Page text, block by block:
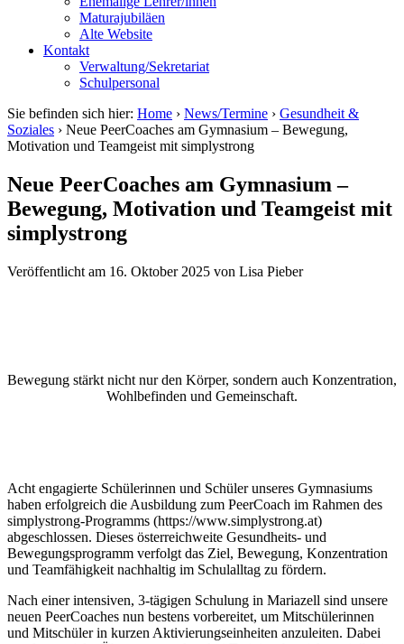
Maturajubiläen
Alte Website
Kontakt
Verwaltung/Sekretariat
Schulpersonal
Sie befinden sich hier: Home › News/Termine › Gesundheit &
Soziales › Neue PeerCoaches am Gymnasium – Bewegung,
Motivation und Teamgeist mit simplystrong
Neue PeerCoaches am Gymnasium –
Bewegung, Motivation und Teamgeist mit
simplystrong
Veröffentlicht am 16. Oktober 2025 von Lisa Pieber
Bewegung stärkt nicht nur den Körper, sondern auch Konzentration,
Wohlbefinden und Gemeinschaft.
Acht engagierte Schülerinnen und Schüler unseres Gymnasiums
haben erfolgreich die Ausbildung zum PeerCoach im Rahmen des
simplystrong-Programms (https://www.simplystrong.at)
abgeschlossen. Dieses österreichweite Gesundheits- und
Bewegungsprogramm verfolgt das Ziel, Bewegung, Konzentration
und Teamfähigkeit nachhaltig im Schulalltag zu fördern.
Nach einer intensiven, 3-tägigen Schulung in Mariazell sind unsere
neuen PeerCoaches nun bestens vorbereitet, um Mitschülerinnen
und Mitschüler in kurzen Aktivierungseinheiten anzuleiten. Dabei